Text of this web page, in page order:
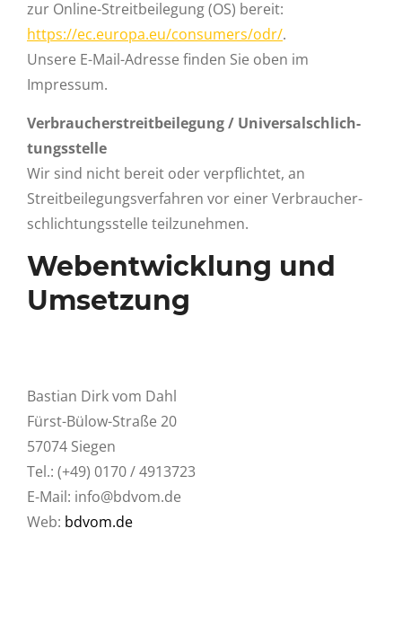
zur Online-Streitbeilegung (OS) bereit:
https://ec.europa.eu/consumers/odr/.
Unsere E-Mail-Adresse finden Sie oben im
Impressum.
Ver­brau­cher­streit­bei­leg­ung / Uni­ver­sal­schlich­
tungs­stel­le
Wir sind nicht bereit oder verpflichtet, an
Streitbeilegungsverfahren vor einer Ver­brau­cher­
schlich­tungs­stelle teilzunehmen.
Webentwicklung und
Umsetzung
Bastian Dirk vom Dahl
Fürst-Bülow-Straße 20
57074 Siegen
Tel.: (+49) 0170 / 4913723
E-Mail: info@bdvom.de
Web: bdvom.de